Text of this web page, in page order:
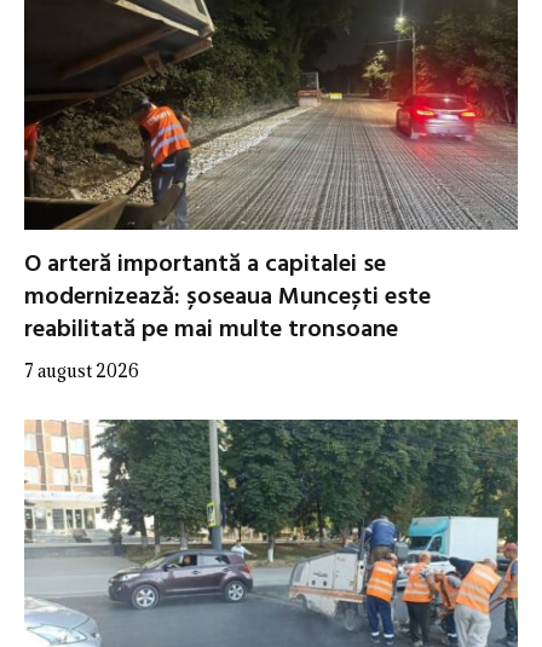
O arteră importantă a capitalei se
modernizează: șoseaua Muncești este
reabilitată pe mai multe tronsoane
7 august 2026